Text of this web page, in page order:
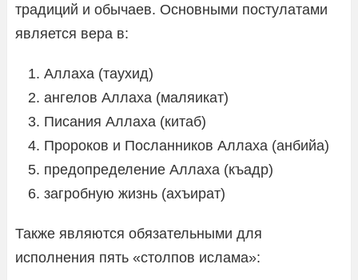
традиций и обычаев. Основными постулатами
является вера в:
Аллаха (таухид)
ангелов Аллаха (маляикат)
Писания Аллаха (китаб)
Пророков и Посланников Аллаха (анбийа)
предопределение Аллаха (къадр)
загробную жизнь (ахъират)
Также являются обязательными для
исполнения пять «столпов ислама»: